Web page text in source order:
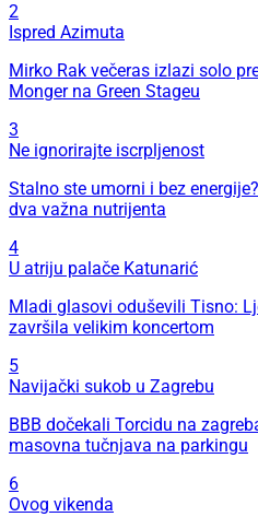
2
Ispred Azimuta
Mirko Rak večeras izlazi solo
Monger na Green Stageu
3
Ne ignorirajte iscrpljenost
Stalno ste umorni i bez
dva važna nutrijenta
4
U atriju palače Katunarić
Mladi glasovi oduševili Tisno:
završila velikim koncertom
5
Navijački sukob u Zagrebu
BBB dočekali Torcidu na
masovna tučnjava na parkingu
6
Ovog vikenda